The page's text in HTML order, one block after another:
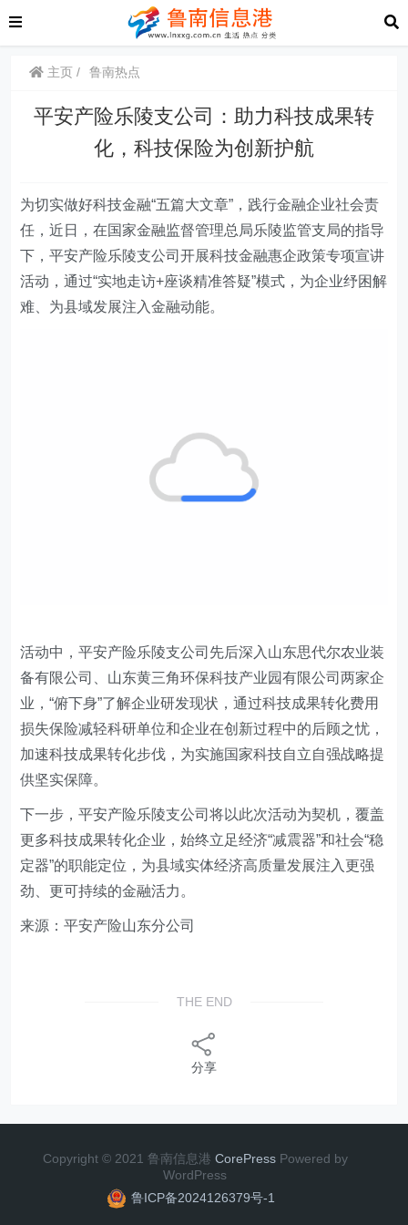
主页 鲁南热点
平安产险乐陵支公司：助力科技成果转
化，科技保险为创新护航
为切实做好科技金融“五篇大文章” ，践行金融企业社会责
任，近日
，在国家金融监督管理总局乐陵监管支局的指导
下，平安产险乐陵支公司开展科技金融惠企政策专项宣讲
活动，通过“实地走访+座谈精准答疑”模式，为企业纾困解
难、为县域发展注入金融动能。
活动中，平安产险乐陵支公司先后深入山东思代尔农业装
备有限公司、山东黄三角环保科技产业园有限公司两家企
业，“俯下身”了解企业研发现状，通过科技成果转化费用
损失保险减轻科研单位和企业在创新过程中的后顾之忧，
加速科技成果转化步伐，为实施国家科技自立自强战略提
供坚实保障。
下一步，平安产险乐陵支公司将以此次活动为契机，覆盖
更多科技成果转化企业，始终立足经济“减震器”和社会“稳
定器”的职能定位，为县域实体经济高质量发展注入更强
劲、更可持续的金融活力。
来源：平安产险山东分公司
THE END
分享
Copyright © 2021 鲁南信息港 CorePress Powered by
WordPress
鲁ICP备2024126379号-1